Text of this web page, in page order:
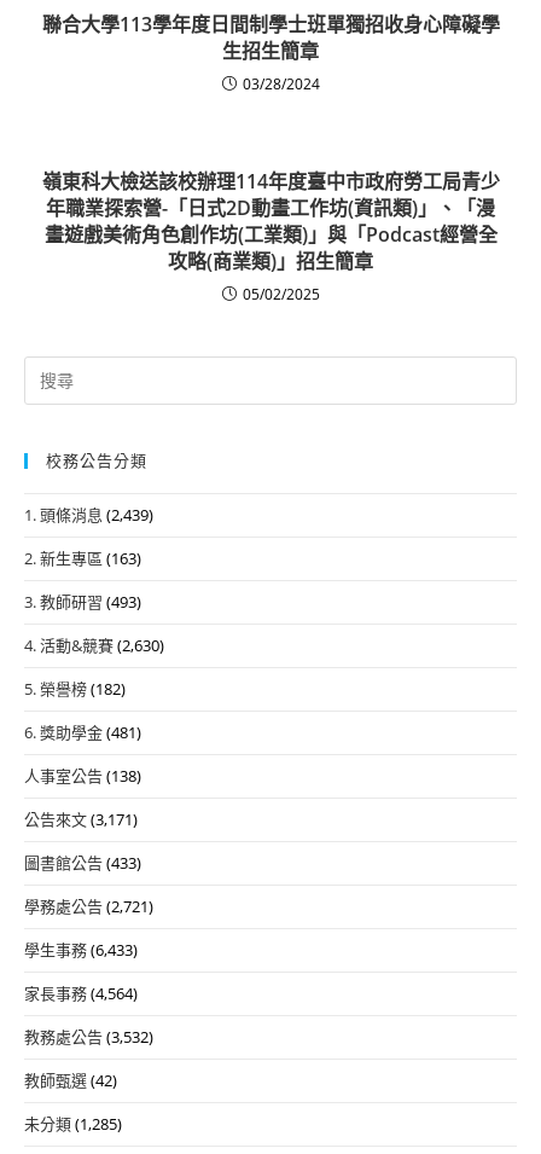
聯合大學113學年度日間制學士班單獨招收身心障礙學
生招生簡章
03/28/2024
嶺東科大檢送該校辦理114年度臺中市政府勞工局青少
年職業探索營-「日式2D動畫工作坊(資訊類)」、「漫
畫遊戲美術角色創作坊(工業類)」與「Podcast經營全
攻略(商業類)」招生簡章
05/02/2025
Search
for:
校務公告分類
1. 頭條消息 (2,439)
2. 新生專區 (163)
3. 教師研習 (493)
4. 活動&競賽(2,630)
5. 榮譽榜(182)
6. 獎助學金(481)
人事室公告(138)
公告來文(3,171)
圖書館公告(433)
學務處公告(2,721)
學生事務(6,433)
家長事務(4,564)
教務處公告(3,532)
教師甄選(42)
未分類(1,285)